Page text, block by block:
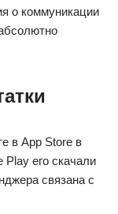
о коммуникации
в App Store в
его скачали
связана с